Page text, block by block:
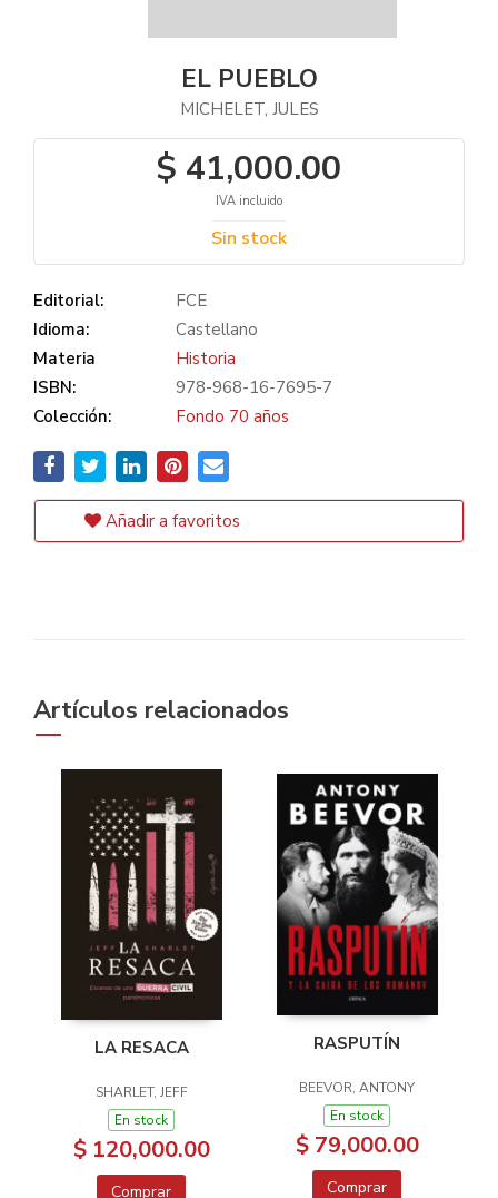
EL PUEBLO
MICHELET, JULES
$ 41,000.00
IVA incluido
Sin stock
Editorial:
FCE
Idioma:
Castellano
Materia
Historia
ISBN:
978-968-16-7695-7
Colección:
Fondo 70 años
Añadir a favoritos
Artículos relacionados
LA RESACA
SHARLET, JEFF
En stock
$ 120,000.00
Comprar
RASPUTÍN
BEEVOR, ANTONY
En stock
$ 79,000.00
Comprar